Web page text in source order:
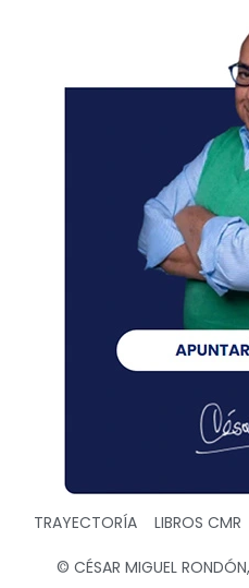
TRAYECTORÍA LIBROS CMR
© CÉSAR MIGUEL